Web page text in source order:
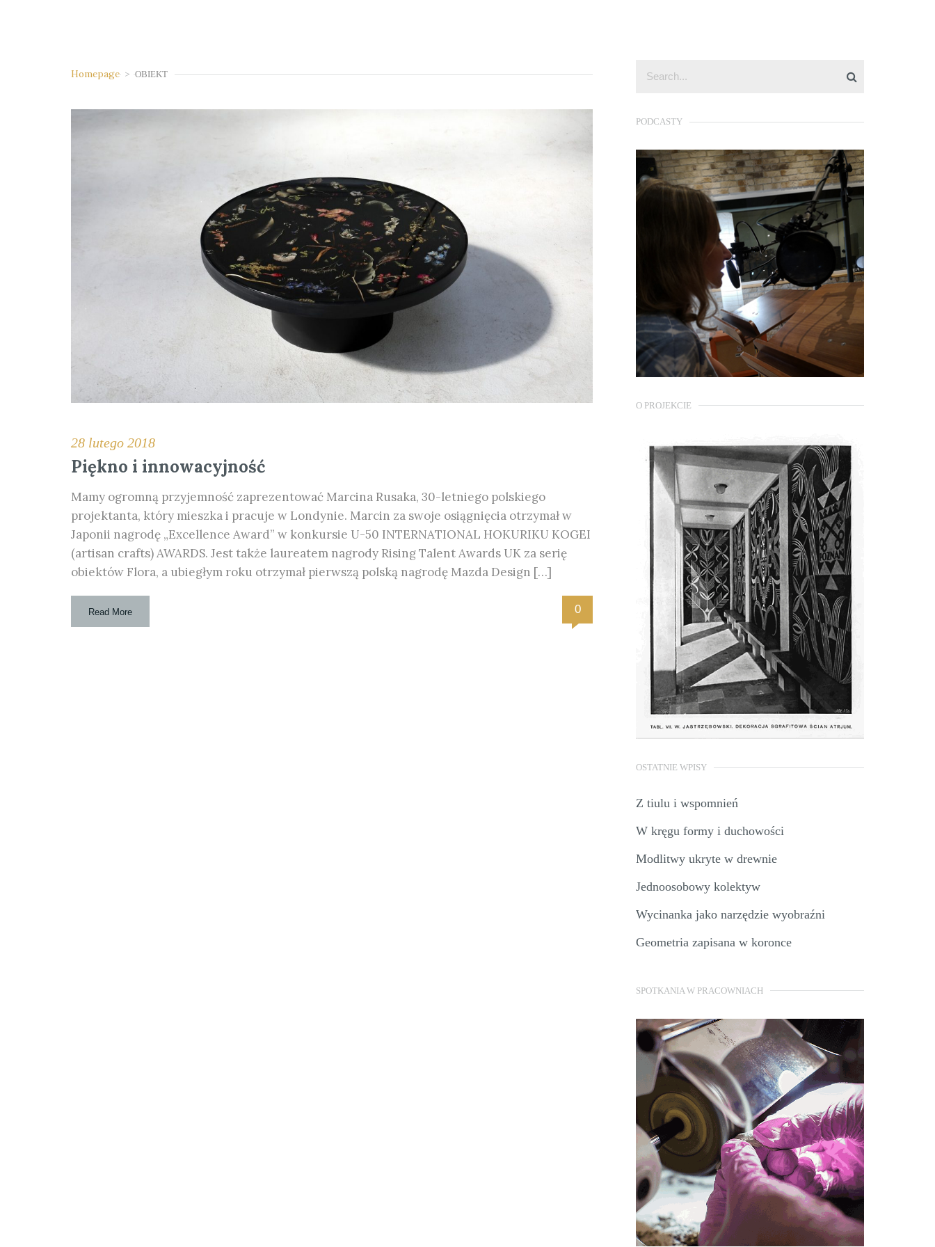
Homepage > OBIEKT
28 lutego 2018
Piękno i innowacyjność
Mamy ogromną przyjemność zaprezentować Marcina Rusaka, 30-letniego polskiego
projektanta, który mieszka i pracuje w Londynie. Marcin za swoje osiągnięcia otrzymał w
Japonii nagrodę „Excellence Award” w konkursie U-50 INTERNATIONAL HOKURIKU KOGEI
(artisan crafts) AWARDS. Jest także laureatem nagrody Rising Talent Awards UK za serię
obiektów Flora, a ubiegłym roku otrzymał pierwszą polską nagrodę Mazda Design […]
Read More 0
PODCASTY
O PROJEKCIE
OSTATNIE WPISY
Z tiulu i wspomnień
W kręgu formy i duchowości
Modlitwy ukryte w drewnie
Jednoosobowy kolektyw
Wycinanka jako narzędzie wyobraźni
Geometria zapisana w koronce
SPOTKANIA W PRACOWNIACH